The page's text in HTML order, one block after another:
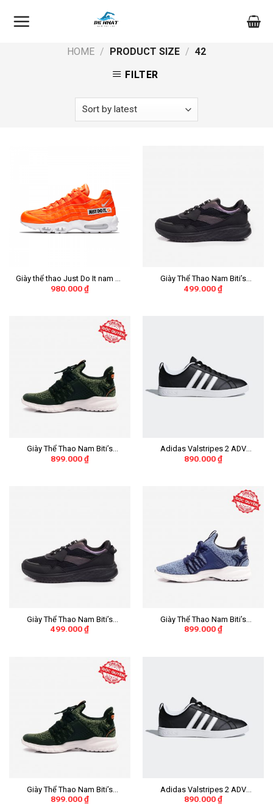
HOME / PRODUCT SIZE / 42
FILTER
Giày thể thao Just Do It nam nữ
loại đẹp
980.000₫
Giày Thể Thao Nam Biti’s
Hunter Core – Midnight Black
499.000₫
Giày Thể Thao Nam Biti’s
Hunter X Liteknit
899.000₫
Adidas Valstripes 2 ADV
“Black/White Stripes” Nữ
890.000₫
Giày Thể Thao Nam Biti’s
Hunter Core – Midnight Black
499.000₫
Giày Thể Thao Nam Biti’s
Hunter X Liteknit
899.000₫
Giày Thể Thao Nam Biti’s
Hunter X Liteknit
899.000₫
Adidas Valstripes 2 ADV
“Black/White Stripes” Nữ
890.000₫